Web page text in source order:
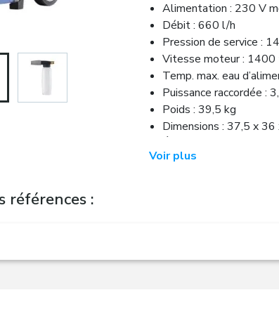
Alimentation : 230 V
Débit : 660 l/h
Pression de service :
Vitesse moteur : 1400
Temp. max. eau
Puissance raccordée :
Poids : 39,5 kg
Dimensions : 37,5 x 36
sécurité, une lance
Voir plus
références :